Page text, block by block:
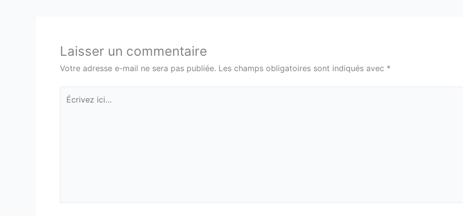
Laisser un commentaire
Votre adresse e-mail ne sera pas publiée. Les champs obligatoires sont indiqués avec *
Écrivez
ici…